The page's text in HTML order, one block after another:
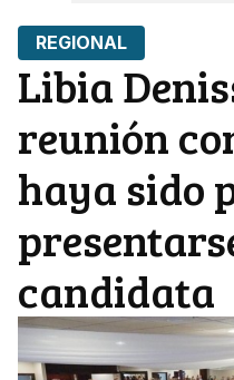
REGIONAL
Libia
reunión
haya sido
candidata